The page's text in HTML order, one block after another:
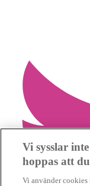
Vi sysslar
hoppas att
Vi använder